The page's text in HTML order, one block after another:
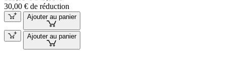
30,00 € de réduction
Ajouter au panier
Ajouter au panier